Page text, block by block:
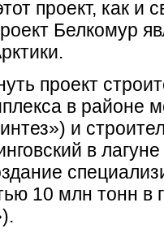
проект, как и
Белкомур
проект
в районе
и
в
10 млн тонн в